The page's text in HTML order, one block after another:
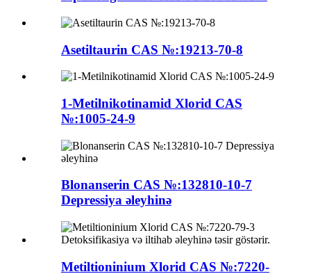
Asetiltaurin CAS №:19213-70-8
1-Metilnikotinamid Xlorid CAS
№:1005-24-9
Blonanserin CAS №:132810-10-7
Depressiya əleyhinə
Metiltioninium Xlorid CAS №:7220-